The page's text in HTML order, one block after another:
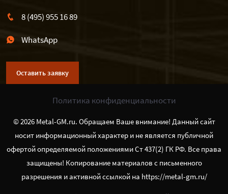
8 (495) 955 16 89
WhatsApp
Оставить заявку
Политика конфиденциальности
© 2026 Metal-GM.ru. Обращаем Ваше внимание! Данный сайт
носит информационный характер и не является публичной
офертой определяемой положениями Ст 437(2) ГК РФ. Все права
защищены! Копирование материалов с письменного
разрешения и активной ссылкой на https://metal-gm.ru/